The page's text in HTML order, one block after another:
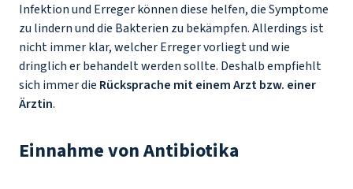
Infektion und Erreger können diese helfen, die Symptome
zu lindern und die Bakterien zu bekämpfen. Allerdings ist
nicht immer klar, welcher Erreger vorliegt und wie
dringlich er behandelt werden sollte. Deshalb empfiehlt
sich immer die Rücksprache mit einem Arzt bzw. einer
Ärztin.
Einnahme von Antibiotika